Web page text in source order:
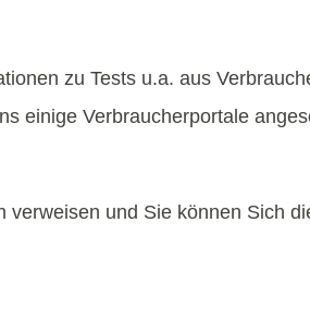
zu Tests u.a. aus
einige Verbraucherportale
und Sie können Sich